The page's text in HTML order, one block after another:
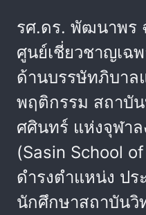
รศ.ดร. พัฒนาพร
ศูนย์เชี่ยวชาญเฉ
ด้านบรรษัทภิบาล
พฤติกรรม สถาบั
ศศินทร์ แห่งจุฬา
(Sasin School
ดำรงตำแหน่ง ป
นักศึกษาสถาบันวิ